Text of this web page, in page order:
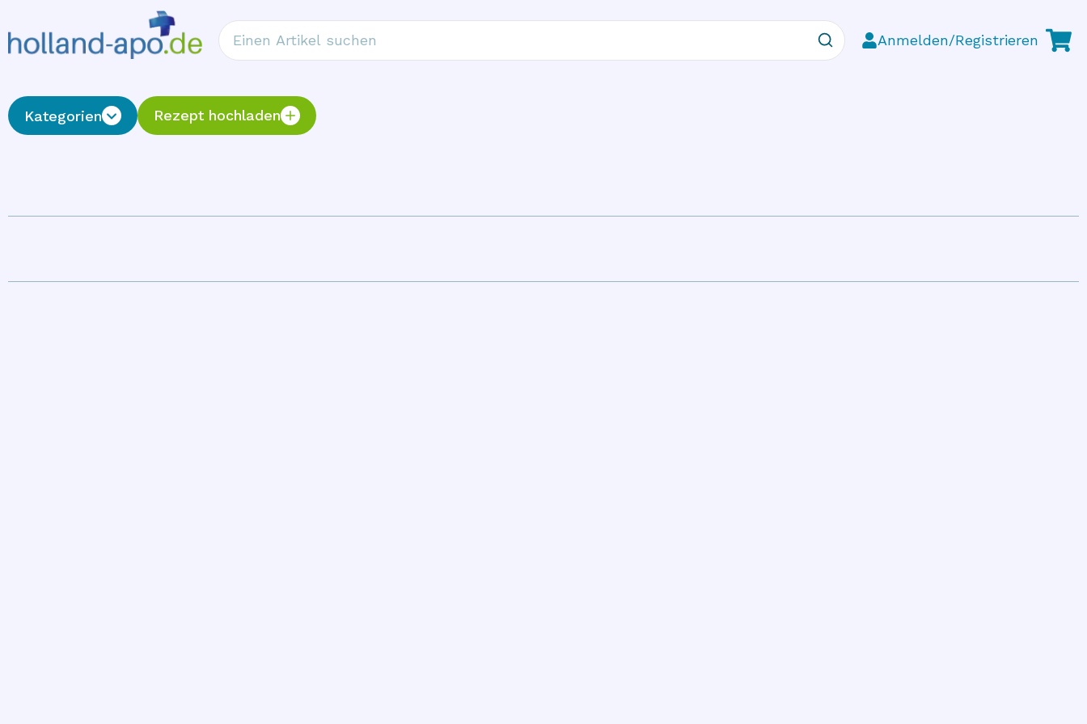
Anmelden/Registrieren
Kategorien Rezept hochladen